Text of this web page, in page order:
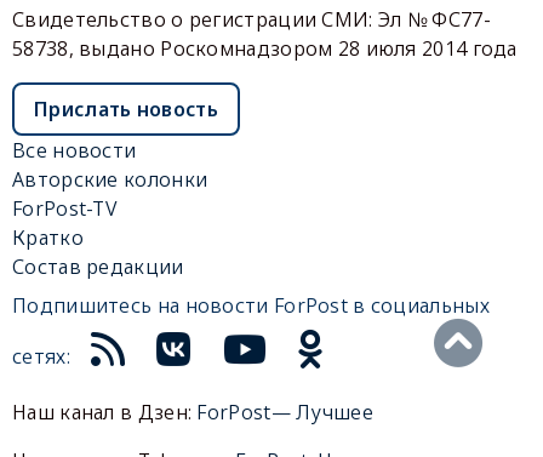
Свидетельство о регистрации СМИ: Эл № ФС77-
58738, выдано Роскомнадзором 28 июля 2014 года
Прислать новость
Все новости
Авторские колонки
ForPost-TV
Кратко
Состав редакции
Подпишитесь на новости ForPost в социальных
сетях:
Наш канал в Дзен: ForPost— Лучшее